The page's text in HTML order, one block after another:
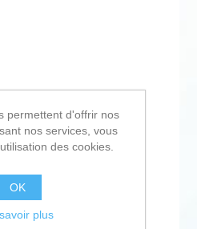
permettent d'offrir nos
nos services, vous
des cookies.
OK
plus